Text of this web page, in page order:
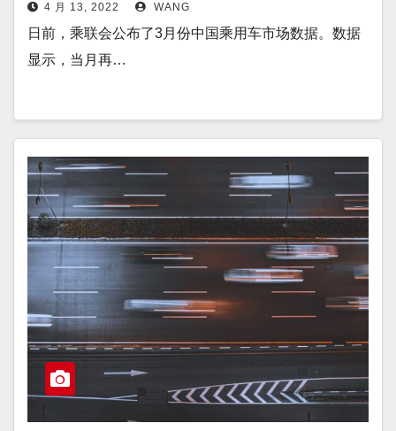
4 月 13, 2022 WANG
日前，乘联会公布了3月份中国乘用车市场数据。数据
显示，当月再…